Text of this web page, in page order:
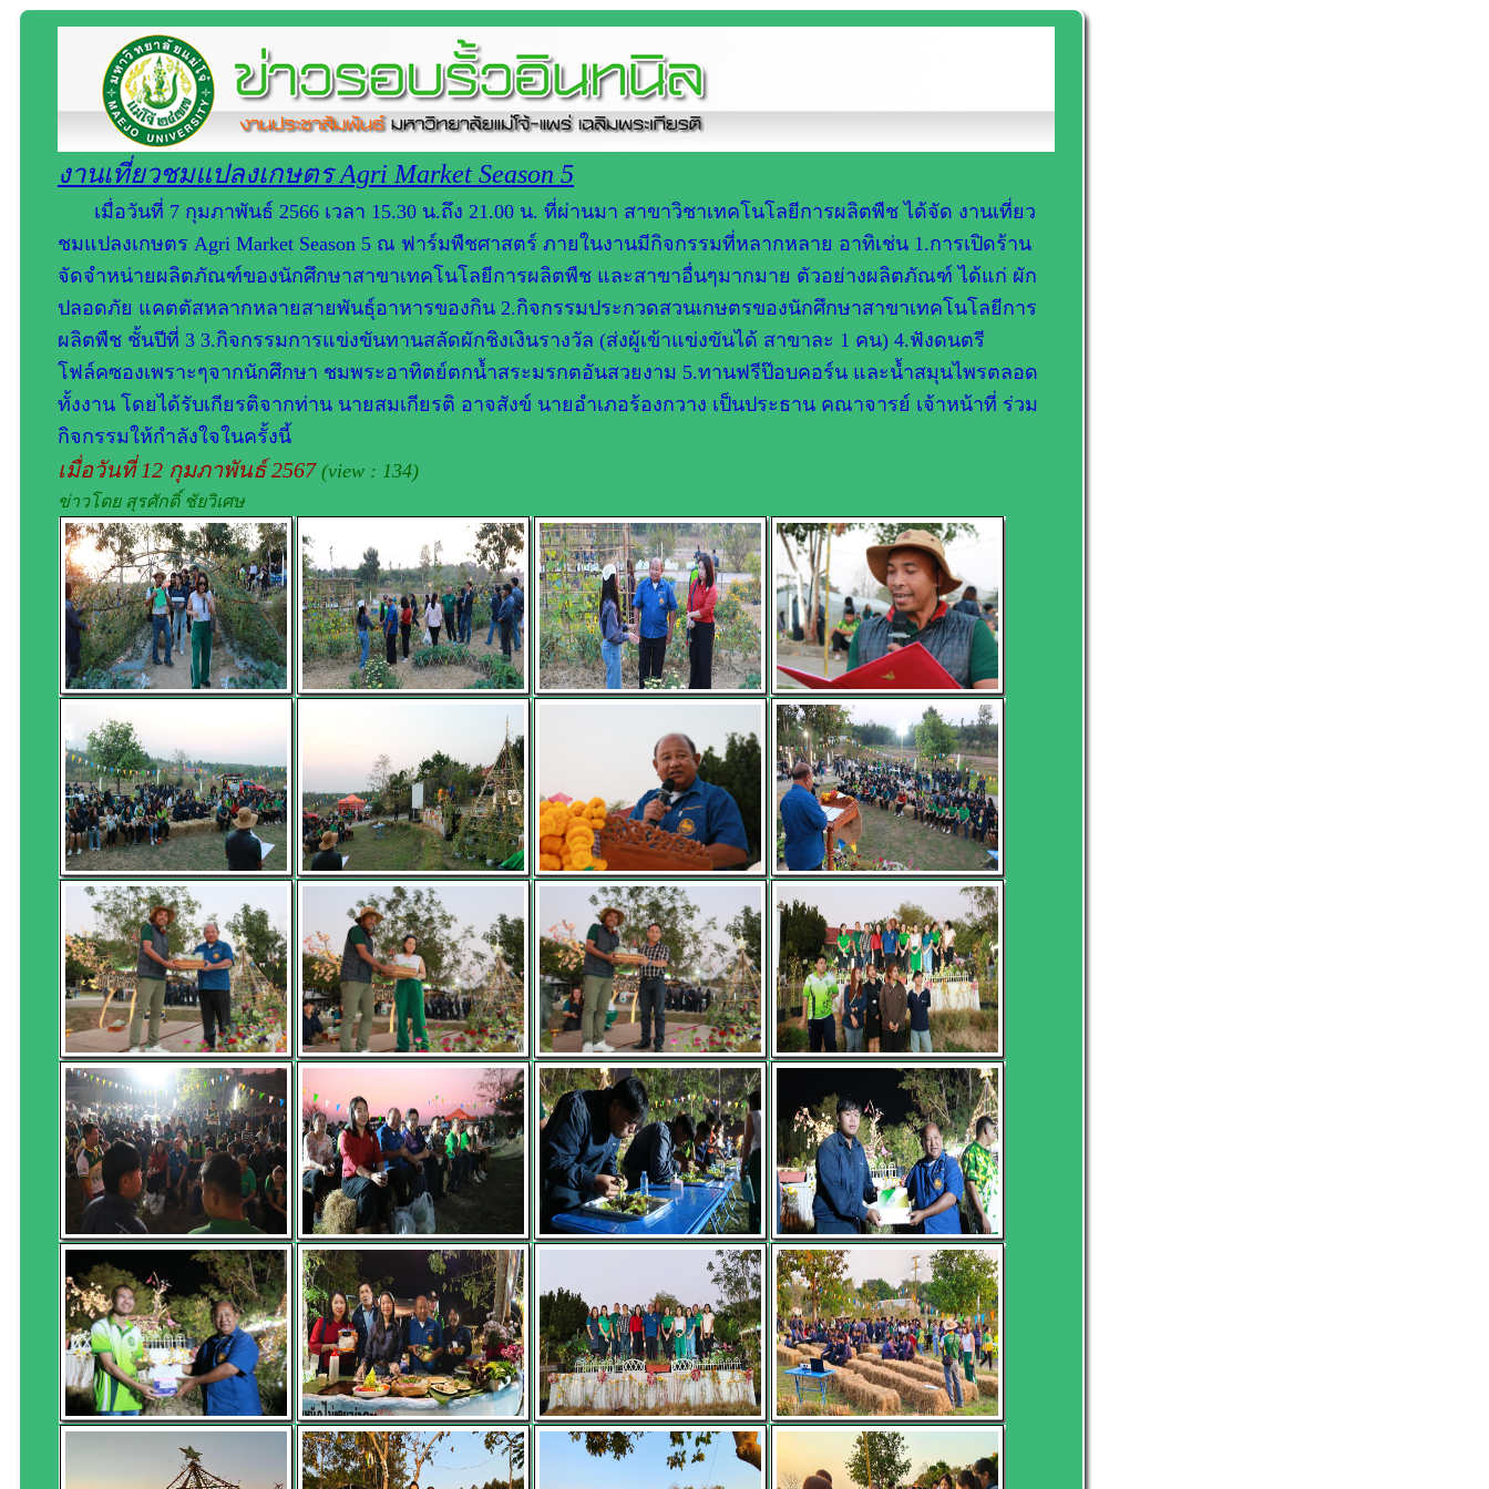
งานเที่ยวชมแปลงเกษตร Agri Market Season 5
เมื่อวันที่ 7 กุมภาพันธ์ 2566 เวลา 15.30 น.ถึง 21.00 น. ที่ผ่านมา สาขาวิชาเทคโนโลยีการผลิตพืช ได้จัด งานเที่ยว
ชมแปลงเกษตร Agri Market Season 5 ณ ฟาร์มพืชศาสตร์ ภายในงานมีกิจกรรมที่หลากหลาย อาทิเช่น 1.การเปิดร้าน
จัดจำหน่ายผลิตภัณฑ์ของนักศึกษาสาขาเทคโนโลยีการผลิตพืช และสาขาอื่นๆมากมาย ตัวอย่างผลิตภัณฑ์ ได้แก่ ผัก
ปลอดภัย แคตตัสหลากหลายสายพันธุ์อาหารของกิน 2.กิจกรรมประกวดสวนเกษตรของนักศึกษาสาขาเทคโนโลยีการ
ผลิตพืช ชั้นปีที่ 3 3.กิจกรรมการแข่งขันทานสลัดผักชิงเงินรางวัล (ส่งผู้เข้าแข่งขันได้ สาขาละ 1 คน) 4.ฟังดนตรี
โฟล์คซองเพราะๆจากนักศึกษา ชมพระอาทิตย์ตกน้ำสระมรกตอันสวยงาม 5.ทานฟรีป๊อบคอร์น และน้ำสมุนไพรตลอด
ทั้งงาน โดยได้รับเกียรติจากท่าน นายสมเกียรติ อาจสังข์ นายอำเภอร้องกวาง เป็นประธาน คณาจารย์ เจ้าหน้าที่ ร่วม
กิจกรรมให้กำลังใจในครั้งนี้
เมื่อวันที่ 12 กุมภาพันธ์ 2567 (view : 134)
ข่าวโดย สุรศักดิ์ ชัยวิเศษ